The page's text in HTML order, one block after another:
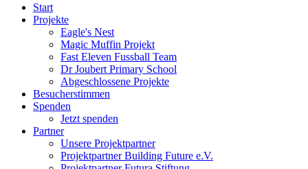
Start
Projekte
Eagle's Nest
Magic Muffin Projekt
Fast Eleven Fussball Team
Dr Joubert Primary School
Abgeschlossene Projekte
Besucherstimmen
Spenden
Jetzt spenden
Partner
Unsere Projektpartner
Projektpartner Building Future e.V.